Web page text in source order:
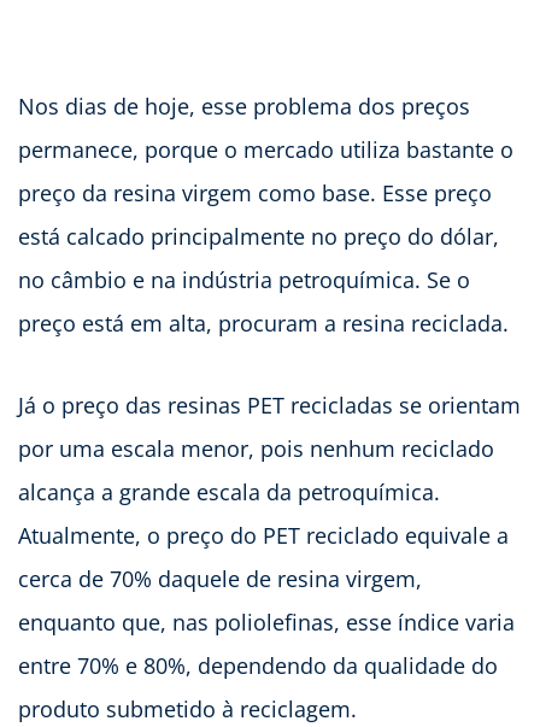
Nos dias de hoje, esse problema dos preços
permanece, porque o mercado utiliza bastante o
preço da resina virgem como base. Esse preço
está calcado principalmente no preço do dólar,
no câmbio e na indústria petroquímica. Se o
preço está em alta, procuram a resina reciclada.
Já o preço das resinas PET recicladas se orientam
por uma escala menor, pois nenhum reciclado
alcança a grande escala da petroquímica.
Atualmente, o preço do PET reciclado equivale a
cerca de 70% daquele de resina virgem,
enquanto que, nas poliolefinas, esse índice varia
entre 70% e 80%, dependendo da qualidade do
produto submetido à reciclagem.